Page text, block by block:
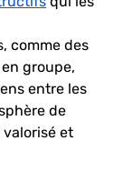
comme des
groupe,
entre les
de
et